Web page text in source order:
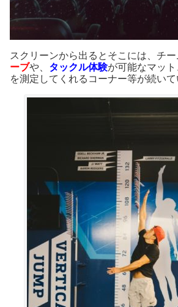
スクリーンから出るとそこには、チ
ーブや、 タックル体験が可能なマット
を測定してくれるコーナー等が続いて